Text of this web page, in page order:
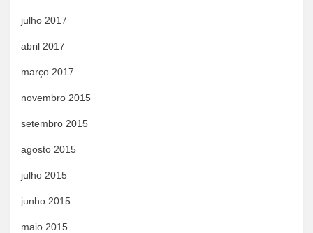
julho 2017
abril 2017
março 2017
novembro 2015
setembro 2015
agosto 2015
julho 2015
junho 2015
maio 2015